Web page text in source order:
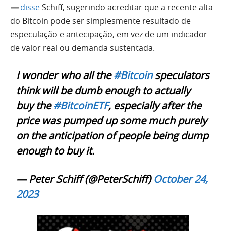
—disseSchiff, sugerindo acreditar que a recente alta
do Bitcoin pode ser simplesmente resultado de
especulação e antecipação, em vez de um indicador
de valor real ou demanda sustentada.
I wonder who all the#Bitcoinspeculators
think will be dumb enough to actually
buy the#BitcoinETF, especially after the
price was pumped up some much purely
on the anticipation of people being dump
enough to buy it.
— Peter Schiff (@PeterSchiff)October 24,
2023